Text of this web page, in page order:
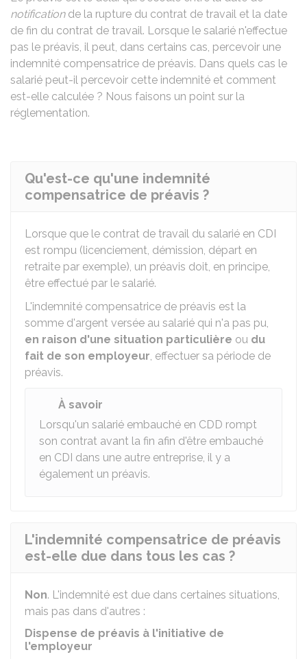
notificationde la rupture du contrat de travail et la date
de fin du contrat de travail. Lorsque le salarié n'effectue
pas le préavis, il peut, dans certains cas, percevoir une
indemnité compensatrice de préavis. Dans quels cas le
salarié peut-il percevoir cette indemnité et comment
est-elle calculée ? Nous faisons un point sur la
réglementation.
Qu'est-ce qu'une indemnité
compensatrice de préavis ?
Lorsque que le contrat de travail du salarié en CDI
est rompu (licenciement, démission, départ en
retraite par exemple), un préavis doit, en principe,
être effectué par le salarié.
L'indemnité compensatrice de préavis est la
somme d'argent versée au salarié qui n'a pas pu,
en raison d'une situation particulière ou du
fait de son employeur, effectuer sa période de
préavis.
À savoir
Lorsqu'un salarié embauché en CDD rompt
son contrat avant la fin afin d'être embauché
en CDI dans une autre entreprise, il y a
également un préavis.
L'indemnité compensatrice de préavis
est-elle due dans tous les cas ?
Non. L'indemnité est due dans certaines situations,
mais pas dans d'autres :
Dispense de préavis à l'initiative de
l'employeur